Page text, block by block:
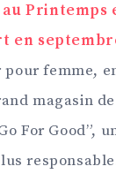
Printemps
en
femme,
magasin
For Good”,